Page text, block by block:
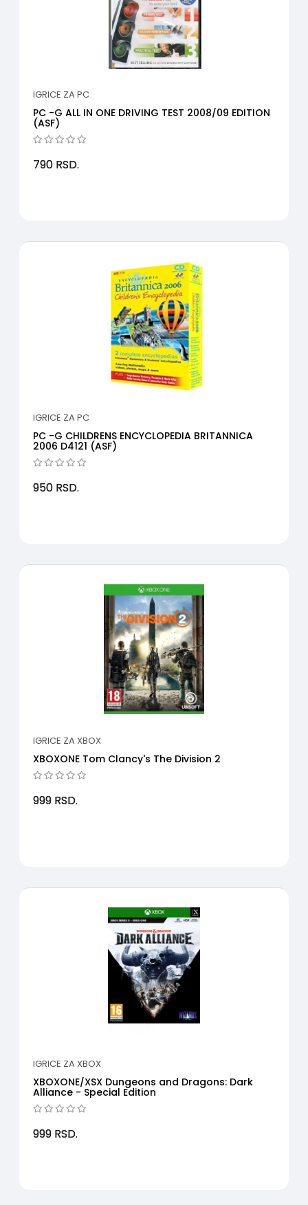
IGRICE ZA PC
PC -G ALL IN ONE DRIVING TEST 2008/09 EDITION
(ASF)
790 RSD.
IGRICE ZA PC
PC -G CHILDRENS ENCYCLOPEDIA BRITANNICA
2006 D4121 (ASF)
950 RSD.
IGRICE ZA XBOX
XBOXONE Tom Clancy's The Division 2
999 RSD.
IGRICE ZA XBOX
XBOXONE/XSX Dungeons and Dragons: Dark
Alliance - Special Edition
999 RSD.